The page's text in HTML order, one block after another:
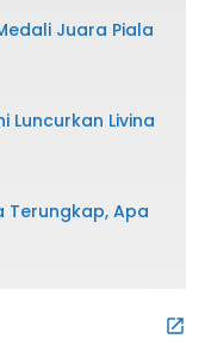
Juara Piala
Luncurkan Livina
Terungkap, Apa